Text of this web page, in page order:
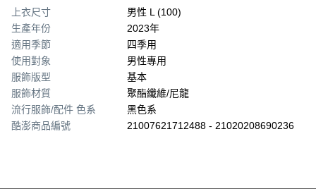
上衣尺寸
男性 L (100)
生產年份
2023年
適用季節
四季用
使用對象
男性專用
服飾版型
基本
服飾材質
聚酯纖維/尼龍
流行服飾/配件 色系
黑色系
酷澎商品編號
21007621712488 - 21020208690236